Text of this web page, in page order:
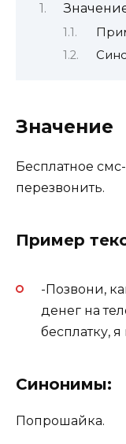
Значение
Бесплатное
перезвонить.
Пример
-Позвони,
денег на
бесплатку,
Синонимы:
Попрошайка.